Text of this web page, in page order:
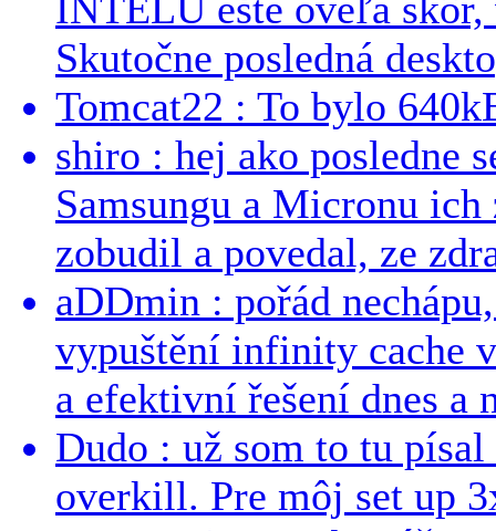
Skutočne posledná
Tomcat22 : To bylo
shiro : hej ako posledne
Samsungu a Micronu
zobudil a povedal, ze
aDDmin : pořád
vypuštění infinity cache
a efektivní řešení dnes a
Dudo : už som to tu
overkill. Pre môj set up